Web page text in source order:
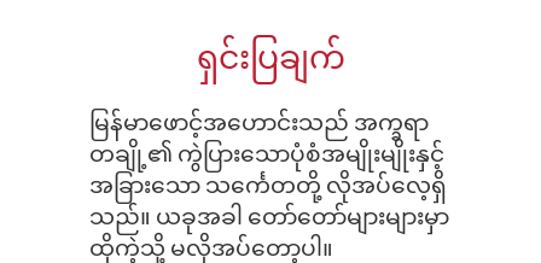
ရှင်းပြချက်
မြန်မာဖောင့်အဟောင်းသည် အက္ခရာ
တချို့၏ ကွဲပြားသောပုံစံအမျိုးမျိုးနှင့်
အခြားသော သင်္ကေတတို့ လိုအပ်လေ့ရှိ
သည်။ ယခုအခါ တော်တော်များများမှာ
ထိုကဲ့သို့ မလိုအပ်တော့ပါ။